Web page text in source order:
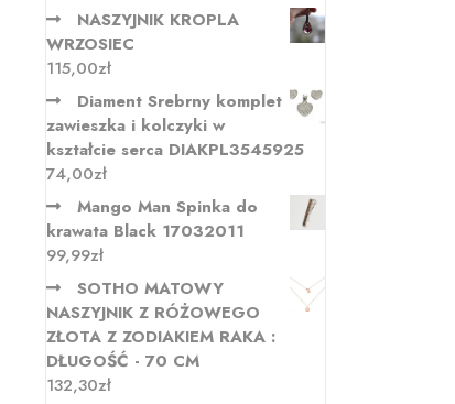
NASZYJNIK KROPLA
WRZOSIEC
115,00zł
Diament Srebrny komplet
zawieszka i kolczyki w
kształcie serca DIAKPL3545925
74,00zł
Mango Man Spinka do
krawata Black 17032011
99,99zł
SOTHO MATOWY
NASZYJNIK Z RÓŻOWEGO
ZŁOTA Z ZODIAKIEM RAKA :
DŁUGOŚĆ - 70 CM
132,30zł